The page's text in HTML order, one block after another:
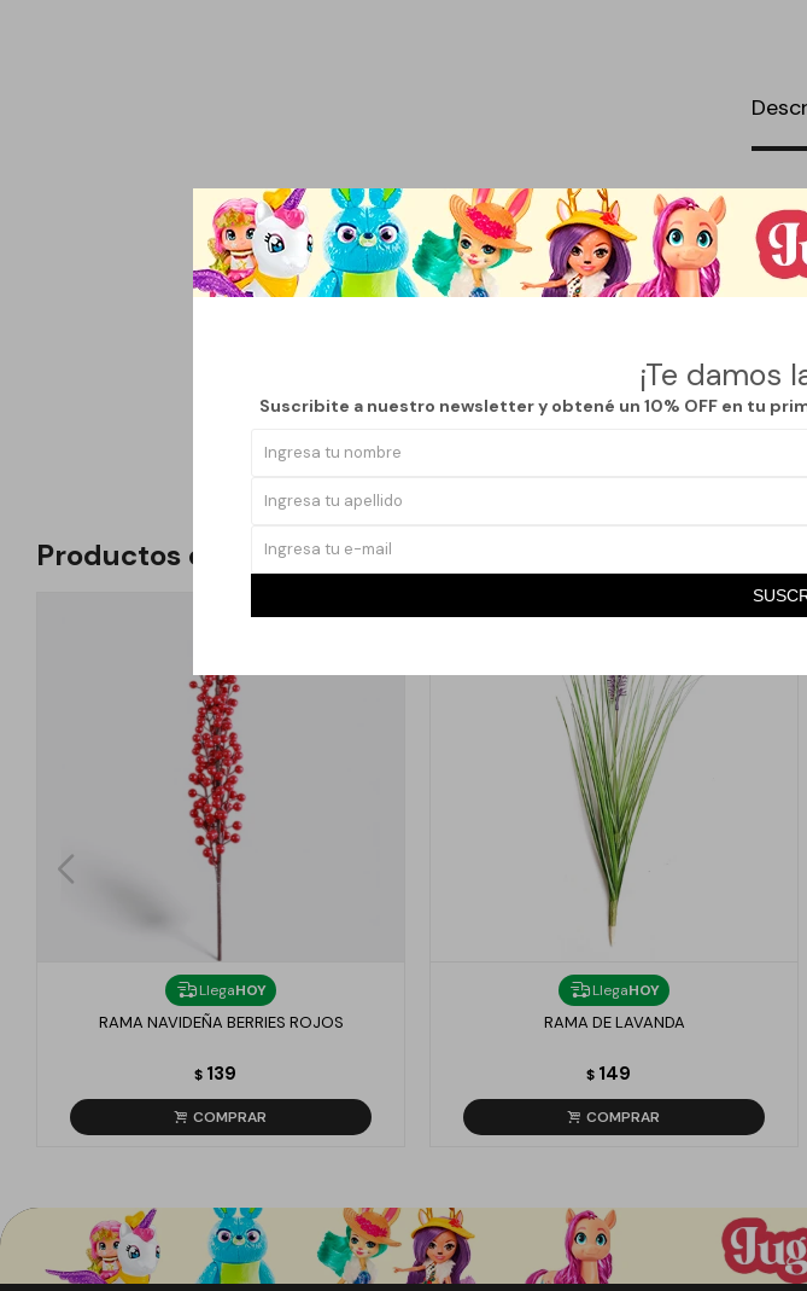
¡Te damos
Suscribite a nuestro newsletter y obtené un 10% OFF en tu
La Flor Federal, también conocida como “Poinsettia”, es
Navidad. Su tradición se remonta a México, donde esta
de fin de año y utilizada en ceremonias religiosas por su
tiempo, su uso se extendió internacionalmente hasta
Esta versión tradicional está pensada para aportar un
realista y su acabado prolijo permiten utilizarla tanto
Productos que te pueden interesar
LlegaHOY
RAMA NAVIDEÑA BERRIES ROJOS
$ 139
LlegaHOY
RAMA DE LAVANDA
$ 149